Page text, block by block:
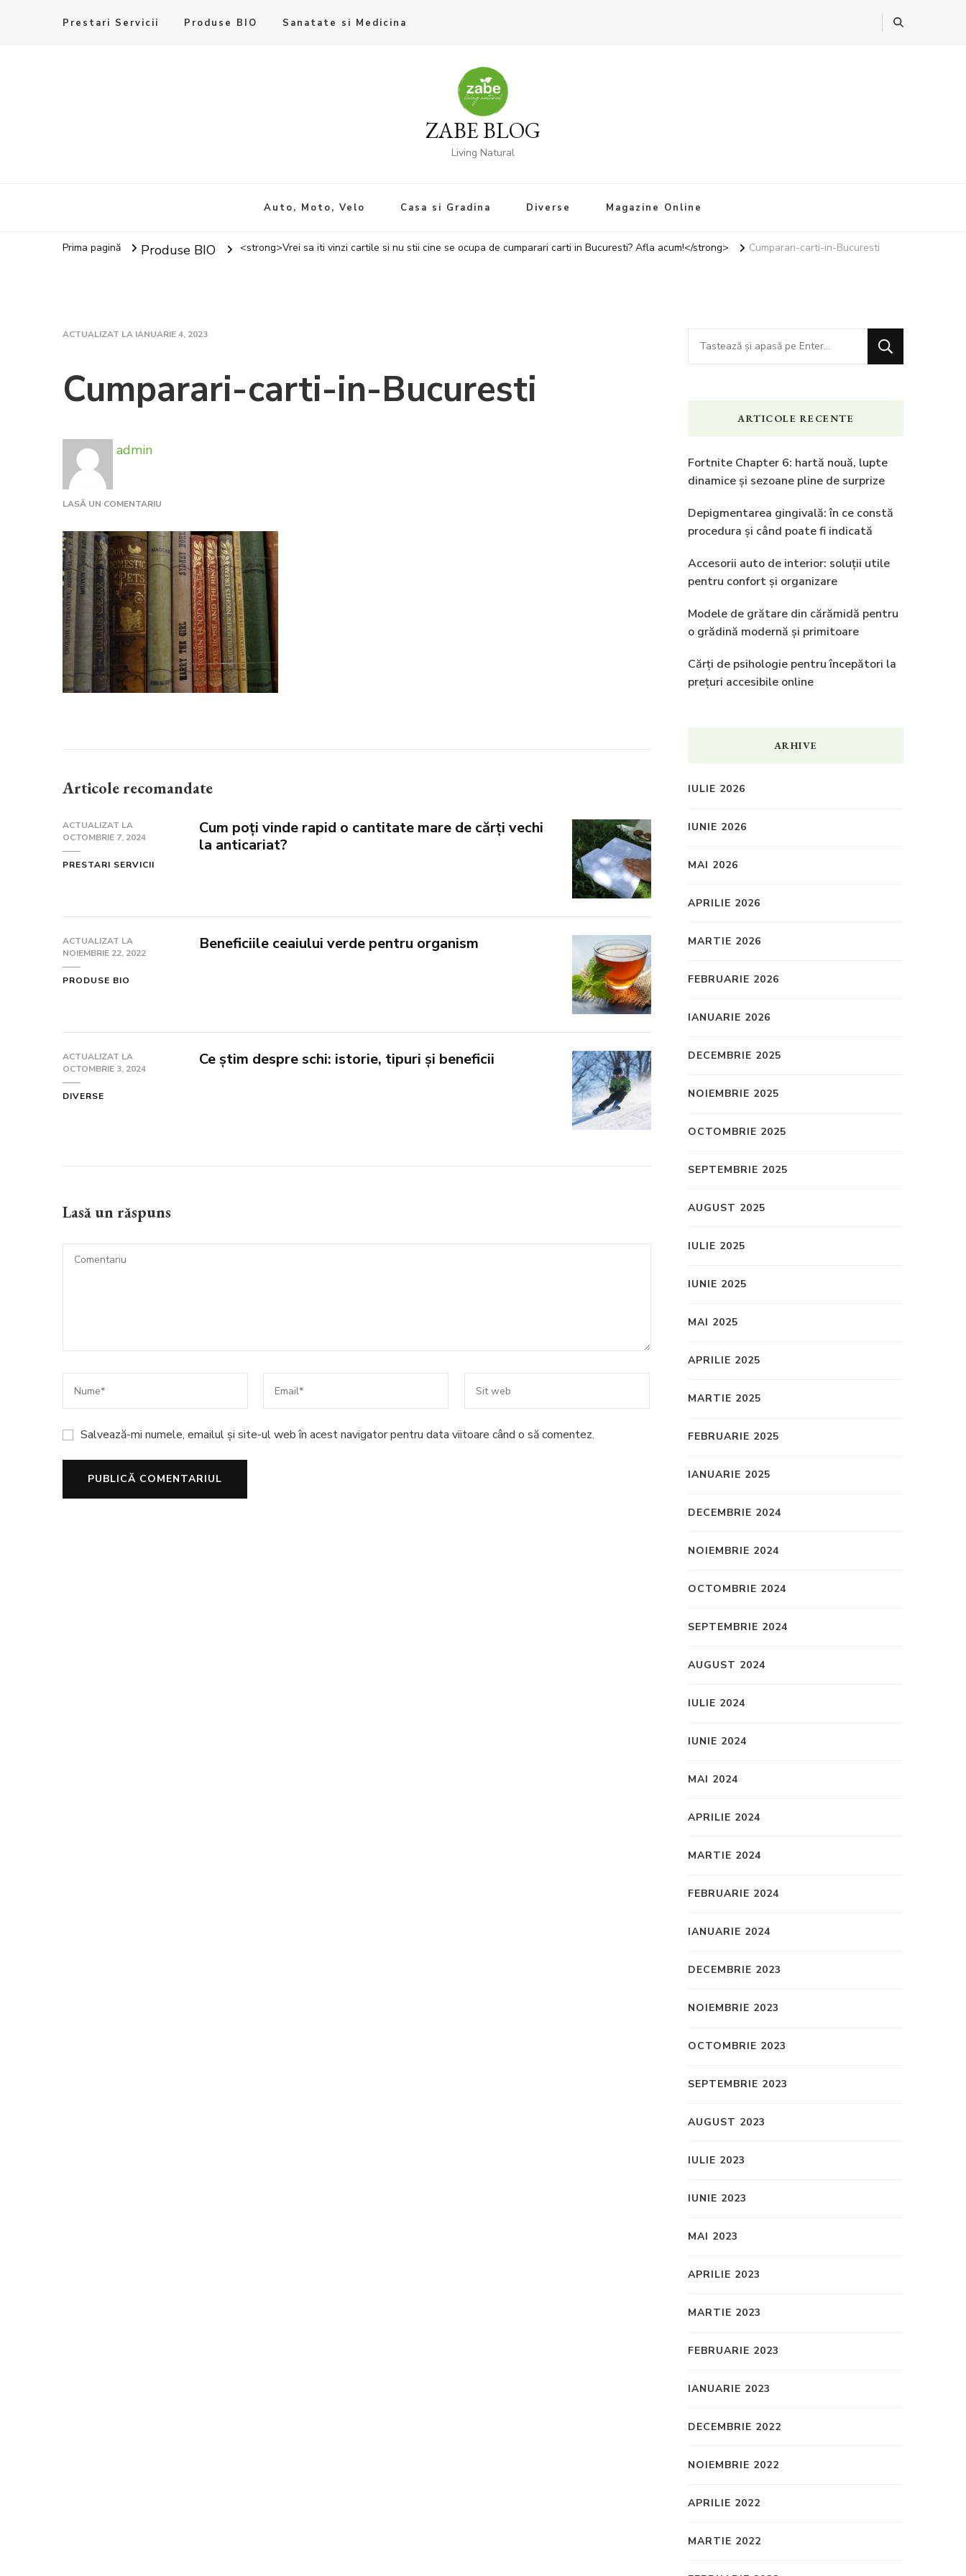
Prestari Servicii Produse BIO Sanatate si Medicina
ZABE BLOG
Living Natural
Auto, Moto, Velo Casa si Gradina Diverse Magazine Online
Prima pagină Produse BIO <strong>Vrei sa iti vinzi cartile si nu stii cine se ocupa de cumparari carti in Bucuresti? Afla acum!</strong> Cumparari-carti-in-Bucuresti
ACTUALIZAT LA IANUARIE 4, 2023
Cumparari-carti-in-Bucuresti
admin
LASĂ UN COMENTARIU
CARTI-
IN-
BUCURESTI
Articole recomandate
ACTUALIZAT LA
OCTOMBRIE 7, 2024
PRESTARI SERVICII
Cum poți vinde rapid o cantitate mare de cărți vechi
la anticariat?
ACTUALIZAT LA
NOIEMBRIE 22, 2022
PRODUSE BIO
Beneficiile ceaiului verde pentru organism
ACTUALIZAT LA
OCTOMBRIE 3, 2024
DIVERSE
Ce știm despre schi: istorie, tipuri și beneficii
Lasă un răspuns
Salvează-mi numele, emailul și site-ul web în acest navigator pentru data viitoare când o să comentez.
Cauți
ceva?
ARTICOLE RECENTE
Fortnite Chapter 6: hartă nouă, lupte
dinamice și sezoane pline de surprize
Depigmentarea gingivală: în ce constă
procedura și când poate fi indicată
Accesorii auto de interior: soluții utile
pentru confort și organizare
Modele de grătare din cărămidă pentru
o grădină modernă și primitoare
Cărți de psihologie pentru începători la
prețuri accesibile online
ARHIVE
IULIE 2026
IUNIE 2026
MAI 2026
APRILIE 2026
MARTIE 2026
FEBRUARIE 2026
IANUARIE 2026
DECEMBRIE 2025
NOIEMBRIE 2025
OCTOMBRIE 2025
SEPTEMBRIE 2025
AUGUST 2025
IULIE 2025
IUNIE 2025
MAI 2025
APRILIE 2025
MARTIE 2025
FEBRUARIE 2025
IANUARIE 2025
DECEMBRIE 2024
NOIEMBRIE 2024
OCTOMBRIE 2024
SEPTEMBRIE 2024
AUGUST 2024
IULIE 2024
IUNIE 2024
MAI 2024
APRILIE 2024
MARTIE 2024
FEBRUARIE 2024
IANUARIE 2024
DECEMBRIE 2023
NOIEMBRIE 2023
OCTOMBRIE 2023
SEPTEMBRIE 2023
AUGUST 2023
IULIE 2023
IUNIE 2023
MAI 2023
APRILIE 2023
MARTIE 2023
FEBRUARIE 2023
IANUARIE 2023
DECEMBRIE 2022
NOIEMBRIE 2022
APRILIE 2022
MARTIE 2022